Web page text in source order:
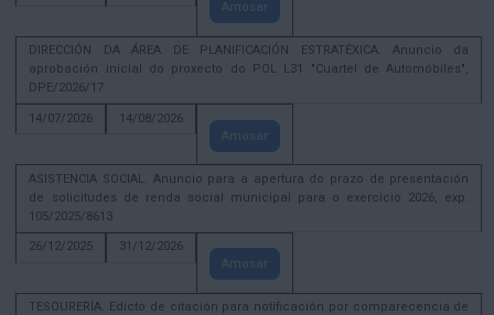
Amosar
DIRECCIÓN DA ÁREA DE PLANIFICACIÓN ESTRATÉXICA. Anuncio da
aprobación inicial do proxecto do POL L31 "Cuartel de Automóbiles",
DPE/2026/17
14/07/2026
14/08/2026
Amosar
ASISTENCIA SOCIAL. Anuncio para a apertura do prazo de presentación
de solicitudes de renda social municipal para o exercicio 2026, exp.
105/2025/8613
26/12/2025
31/12/2026
Amosar
TESOURERÍA. Edicto de citación para notificación por comparecencia de